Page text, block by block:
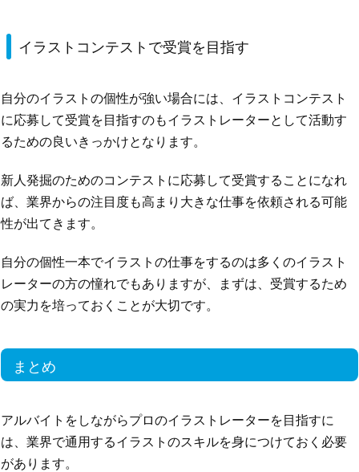
イラストコンテストで受賞を目指す
自分のイラストの個性が強い場合には、イラストコンテスト
に応募して受賞を目指すのもイラストレーターとして活動す
るための良いきっかけとなります。
新人発掘のためのコンテストに応募して受賞することになれ
ば、業界からの注目度も高まり大きな仕事を依頼される可能
性が出てきます。
自分の個性一本でイラストの仕事をするのは多くのイラスト
レーターの方の憧れでもありますが、まずは、受賞するため
の実力を培っておくことが大切です。
まとめ
アルバイトをしながらプロのイラストレーターを目指すに
は、業界で通用するイラストのスキルを身につけておく必要
があります。